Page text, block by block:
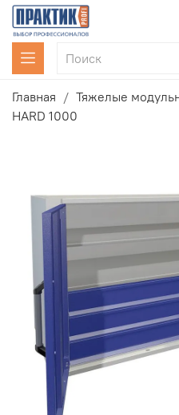
Главная
Тяжелые
HARD 1000